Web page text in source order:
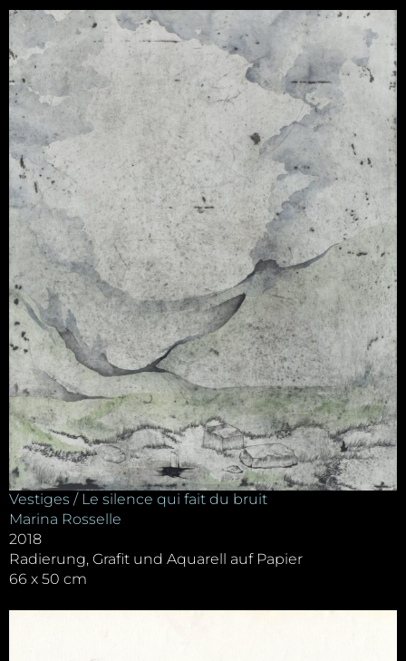
Vestiges / Le silence qui fait du bruit
Marina Rosselle
2018
Radierung, Grafit und Aquarell auf Papier
66 x 50 cm